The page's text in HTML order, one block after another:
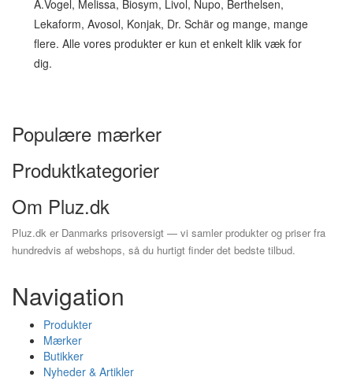
A.Vogel, Melissa, Biosym, Livol, Nupo, Berthelsen,
Lekaform, Avosol, Konjak, Dr. Schär og mange, mange
flere. Alle vores produkter er kun et enkelt klik væk for
dig.
Populære mærker
Produktkategorier
Om Pluz.dk
Pluz.dk er Danmarks prisoversigt — vi samler produkter og priser fra
hundredvis af webshops, så du hurtigt finder det bedste tilbud.
Navigation
Produkter
Mærker
Butikker
Nyheder & Artikler